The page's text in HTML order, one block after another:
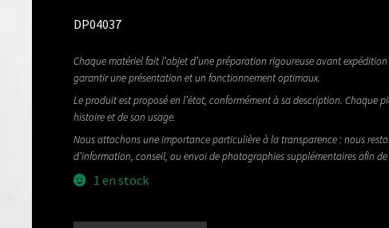
DP04037
Chaque matériel fait l’objet d’une préparation rigoureuse avant
garantir une présentation et un fonctionnement optimaux.
Le produit est proposé en l’état, conformément à sa description. Chaque
histoire et de son usage.
Nous attachons une importance particulière à la transparence : nous
d’information, conseil, ou envoi de photographies supplémentaires afin
1 en stock